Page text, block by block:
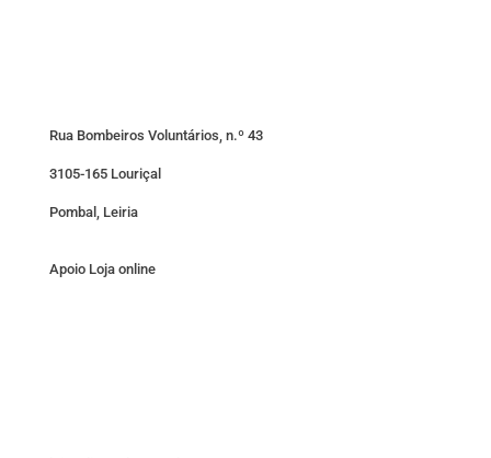
Rua Bombeiros Voluntários, n.º 43
3105-165 Louriçal
Pombal, Leiria
Apoio Loja online